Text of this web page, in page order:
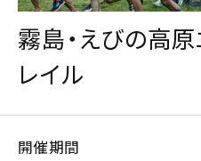
霧島・えびの高原
レイル
開催期間